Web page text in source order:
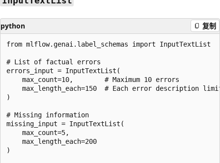
python 复制
from mlflow.genai.label_schemas import InputTextList
# List of factual errors
errors_input = InputTextList(
    max_count=10,        # Maximum 10 errors
max_length_each=150  # Each error description
)
# Missing information
missing_input = InputTextList(
    max_count=5,
    max_length_each=200
)